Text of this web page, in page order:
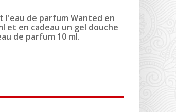
l'eau de parfum Wanted en
et en cadeau un gel douche
de parfum 10 ml.